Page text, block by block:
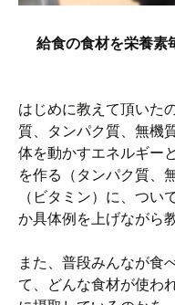
給食の食材を栄養素
はじめに教えて頂いた
質、タンパク質、無機
体を動かすエネルギー
を作る（タンパク質、
（ビタミン）に、つ
か具体例を上げながら
また、普段みんなが食
て、どんな食材が使わ